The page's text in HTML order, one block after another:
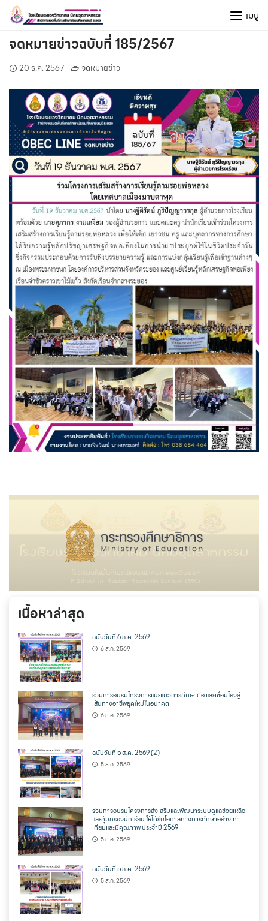
Skip
content
เมนู
จดหมายข่าวฉบับที่ 185/2567
20 ธ.ค. 2567 จดหมายข่าว
เนื้อหาล่าสุด
ฉบับวันที่ 6 ส.ค. 2569
6 ส.ค. 2569
ร่วมการอบรมโครงการแนะแนวการศึกษาต่อ และเชื่อมโยงสู่
เส้นทางอาชีพยุคใหม่ในอนาคต
6 ส.ค. 2569
ฉบับวันที่ 5 ส.ค. 2569 (2)
5 ส.ค. 2569
ร่วมการอบรมโครงการส่งเสริมและพัฒนาระบบดูแลช่วยเหลือ
และคุ้มครองนักเรียน ให้ได้รับโอกาสทางการศึกษาอย่างเท่า
เทียมและมีคุณภาพ ประจำปี 2569
5 ส.ค. 2569
ฉบับวันที่ 5 ส.ค. 2569
5 ส.ค. 2569